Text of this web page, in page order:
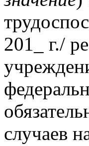
201_ г./
случаев